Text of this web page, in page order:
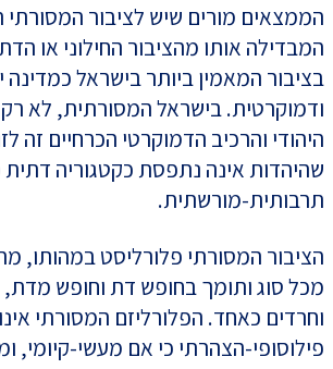
הממצאים מורים שיש לציבור
המבדילה אותו מהציבור החילוני או
בציבור המאמין ביותר בישראל כמדינה
ודמוקרטית. בישראל המסורתית, לא
היהודי והרכיב הדמוקרטי הכרחיים זה
שהיהדות אינה נתפסת כקטגוריה דתית
תרבותית-מורשתית.
הציבור המסורתי פלורליסט במהותו,
מכל סוג ותומך בחופש דת וחופש מדת,
וחרדים כאחד. הפלורליזם המסורתי אינו
פילוסופי-הצהרתי כי אם מעשי-קיומי,